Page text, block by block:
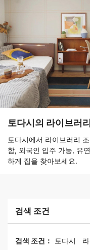
토다시의 라이브러리
토다시에서 라이브러리
함, 외국인 입주 가능, 유
하게 집을 찾아보세요.
검색 조건
검색 조건： 토다시